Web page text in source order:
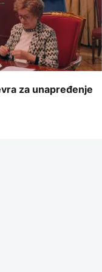
za unapređenje